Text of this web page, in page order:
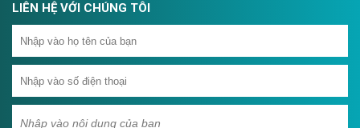
LIÊN HỆ VỚI CHÚNG TÔI